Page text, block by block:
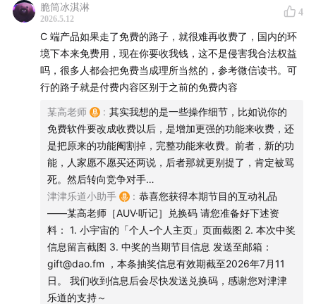
【联系我们】
希望大家在听友群和评论区多多反馈收听感受，这对我们
来说十分重要。欢迎添加津津乐道小助手微信：
【关于「科技乱炖」】
由多名资深从业者主持的科技点评播客，以实际工作中积
累的经验为基础，结合实际，把近期科技热点变成犀利、
独到、深刻的独家观点。
【关于「津津乐道播客网络」】
在一派纷繁芜杂里，我们为愉悦双耳而生。科技、教育、
文化、美食、生活、技能、情绪……严肃认真却不刻板，
脆筒冰淇淋
2026.5.12
4
C 端产品如果走了免费的路子，就很难再收费了，国内的环
境下本来免费用，现在你要收我钱，这不是侵害我合法权益
吗，很多人都会把免费当成理所当然的，参考微信读书。可
行的路子就是付费内容区别于之前的免费内容
某高老师 : 其实我想的是一些操作细节，比如说你的
免费软件要改成收费以后，是增加更强的功能来收费，还
是把原来的功能阉割掉，完整功能来收费。前者，新的功
能，人家愿不愿买还两说，后者那就更别提了，肯定被骂
死。然后转向竞争对手…
津津乐道小助手
: 恭喜您获得本期节目的互动礼品
——某高老师［AUV·听记］兑换码 请您准备好下述资
料： 1. 小宇宙的「个人-个人主页」页面截图 2. 本次中奖
信息留言截图 3. 中奖的当期节目信息 发送至邮箱：
gift@dao.fm ，本条抽奖信息有效期截至2026年7月11
日。 我们收到信息后会尽快发送兑换码，感谢您对津津
乐道的支持～